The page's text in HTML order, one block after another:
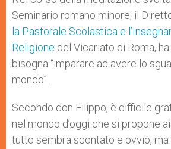
Seminario romano minore, il
la Pastorale Scolastica e
Religione del Vicariato di Roma,
bisogna “imparare ad avere lo
mondo”.
Secondo don Filippo, è difficile
nel mondo d’oggi che si propone
tutto sembra scontato e ovvio,